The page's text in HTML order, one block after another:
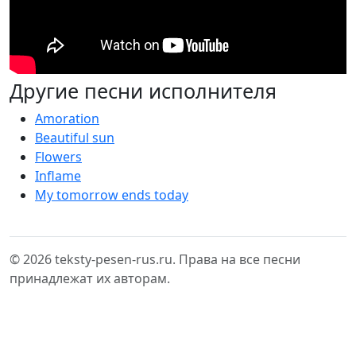
Другие песни исполнителя
Amoration
Beautiful sun
Flowers
Inflame
My tomorrow ends today
© 2026 teksty-pesen-rus.ru. Права на все песни
принадлежат их авторам.